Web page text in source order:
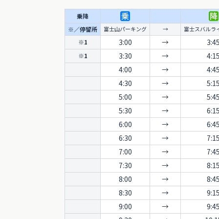
乗降
※／停留所
富士山パーキング → 富士スバルラ
※1 3:00 → 3:45
※1 3:30 →
4:15
4:00
→
4:45
4:30
→
5:15
5:00
→
5:45
5:30
→
6:15
6:00
→
6:45
6:30
→
7:15
7:00
→
7:45
7:30
→
8:15
8:00
→
8:45
8:30
→
9:15
9:00
→
9:45